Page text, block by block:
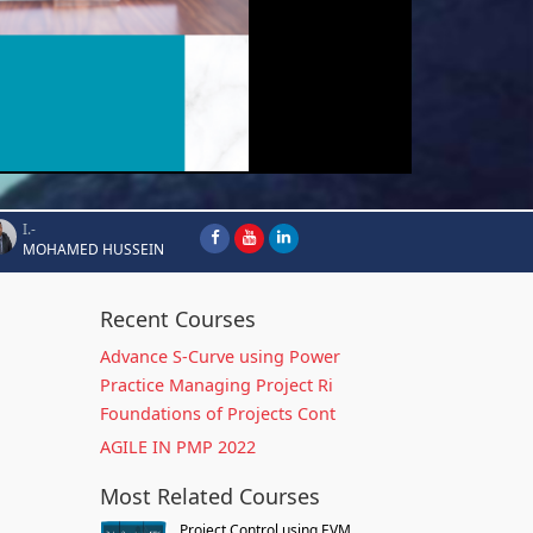
I.-
MOHAMED HUSSEIN
Recent Courses
Advance S-Curve using Power
Practice Managing Project Ri
Foundations of Projects Cont
AGILE IN PMP 2022
Most Related Courses